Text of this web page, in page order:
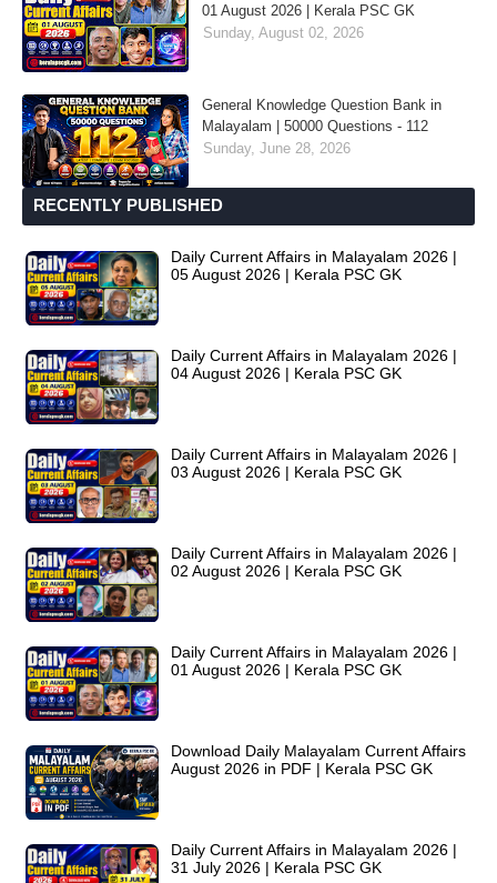
01 August 2026 | Kerala PSC GK
Sunday, August 02, 2026
General Knowledge Question Bank in
Malayalam | 50000 Questions - 112
Sunday, June 28, 2026
RECENTLY PUBLISHED
Daily Current Affairs in Malayalam 2026 |
05 August 2026 | Kerala PSC GK
Daily Current Affairs in Malayalam 2026 |
04 August 2026 | Kerala PSC GK
Daily Current Affairs in Malayalam 2026 |
03 August 2026 | Kerala PSC GK
Daily Current Affairs in Malayalam 2026 |
02 August 2026 | Kerala PSC GK
Daily Current Affairs in Malayalam 2026 |
01 August 2026 | Kerala PSC GK
Download Daily Malayalam Current Affairs
August 2026 in PDF | Kerala PSC GK
Daily Current Affairs in Malayalam 2026 |
31 July 2026 | Kerala PSC GK